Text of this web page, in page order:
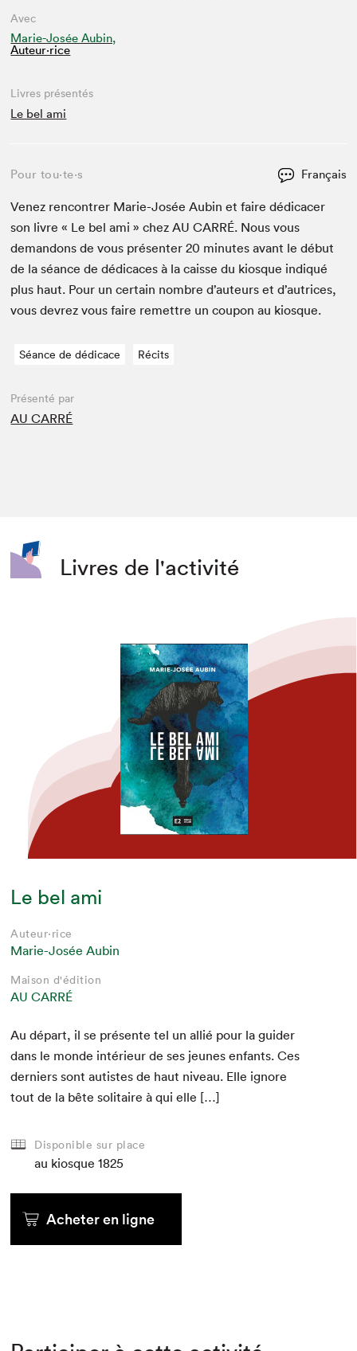
Avec
Marie-Josée Aubin,
Auteur·rice
Livres présentés
Le bel ami
Pour tou⋅te⋅s Français
Venez ren­con­tr­er Marie-Josée Aubin et faire dédi­cac­er
son livre « Le bel ami » chezAU CAR­RÉ. Nous vous
deman­dons de vous présen­ter20 min­utes avant le début
de la séance de dédi­caces à la caisse du kiosque indiqué
plus haut. Pour un cer­tain nom­bre d’auteurs et d’autrices,
vous devrez vous faire remet­tre un coupon au kiosque.
Séance de dédicace Récits
Présenté par
AU CARRÉ
Livres de l'activité
Le bel ami
Auteur·rice
Marie-Josée Aubin
Maison d'édition
AU CARRÉ
Au départ, il se présente tel un allié pour la guider
dans le monde intérieur de ses jeunes enfants. Ces
derniers sont autistes de haut niveau. Elle ignore
tout de la bête soli­taire à qui elle […]
Disponible sur place
au kiosque 1825
Acheter en ligne